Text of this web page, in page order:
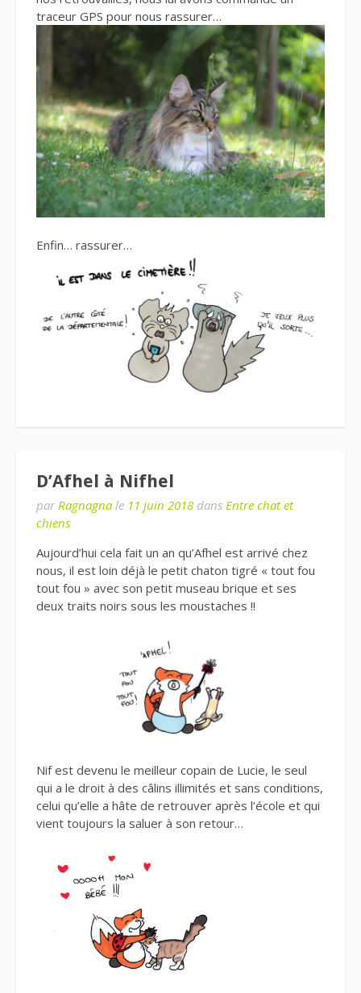
traceur GPS pour nous rassurer…
Enfin… rassurer…
D’Afhel à Nifhel
par Ragnagna le 11 juin 2018 dans Entre chat et
chiens
Aujourd’hui cela fait un an qu’Afhel est arrivé chez
nous, il est loin déjà le petit chaton tigré « tout fou
tout fou » avec son petit museau brique et ses
deux traits noirs sous les moustaches !!
Nif est devenu le meilleur copain de Lucie, le seul
qui a le droit à des câlins illimités et sans conditions,
celui qu’elle a hâte de retrouver après l’école et qui
vient toujours la saluer à son retour…